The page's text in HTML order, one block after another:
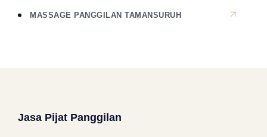
MASSAGE PANGGILAN TAMANSURUH
Jasa Pijat Panggilan